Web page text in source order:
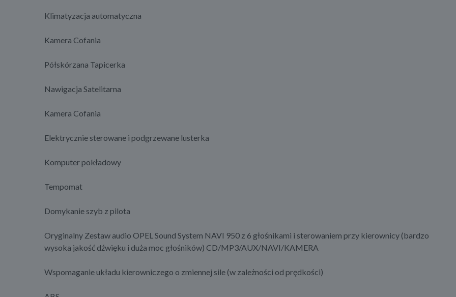
Klimatyzacja automatyczna
Kamera Cofania
Półskórzana Tapicerka
Nawigacja Satelitarna
Kamera Cofania
Elektrycznie sterowane i podgrzewane lusterka
Komputer pokładowy
Tempomat
Domykanie szyb z pilota
Oryginalny Zestaw audio OPEL Sound System NAVI 950 z 6 głośnikami i sterowaniem przy kierownicy (bardzo
wysoka jakość dźwięku i duża moc głośników) CD/MP3/AUX/NAVI/KAMERA
Wspomaganie układu kierowniczego o zmiennej sile (w zależności od prędkości)